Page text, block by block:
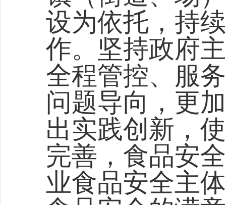
设为依托，持
作。坚持政府
全程管控、服
问题导向，更
出实践创新，
完善，食品安
业食品安全主